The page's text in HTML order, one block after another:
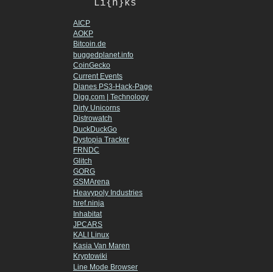
Li{n}ks
AICP
AOKP
Bitcoin.de
buggedplanet.info
CoinGecko
Current Events
Dianes PS3-Hack-Page
Digg.com | Technology
Dirty Unicorns
Distrowatch
DuckDuckGo
Dystopia Tracker
FRNDC
Glitch
GORG
GSMArena
Heavypoly Industries
href.ninja
Inhabitat
JPCARS
KALI Linux
Kasia Van Maren
Kryptowiki
Line Mode Browser